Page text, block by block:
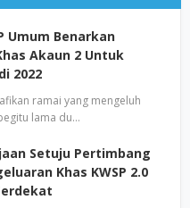
Umum Benarkan
Akaun 2 Untuk
2022
ramai yang mengeluh
lama du…
Setuju Pertimbang
Khas KWSP 2.0